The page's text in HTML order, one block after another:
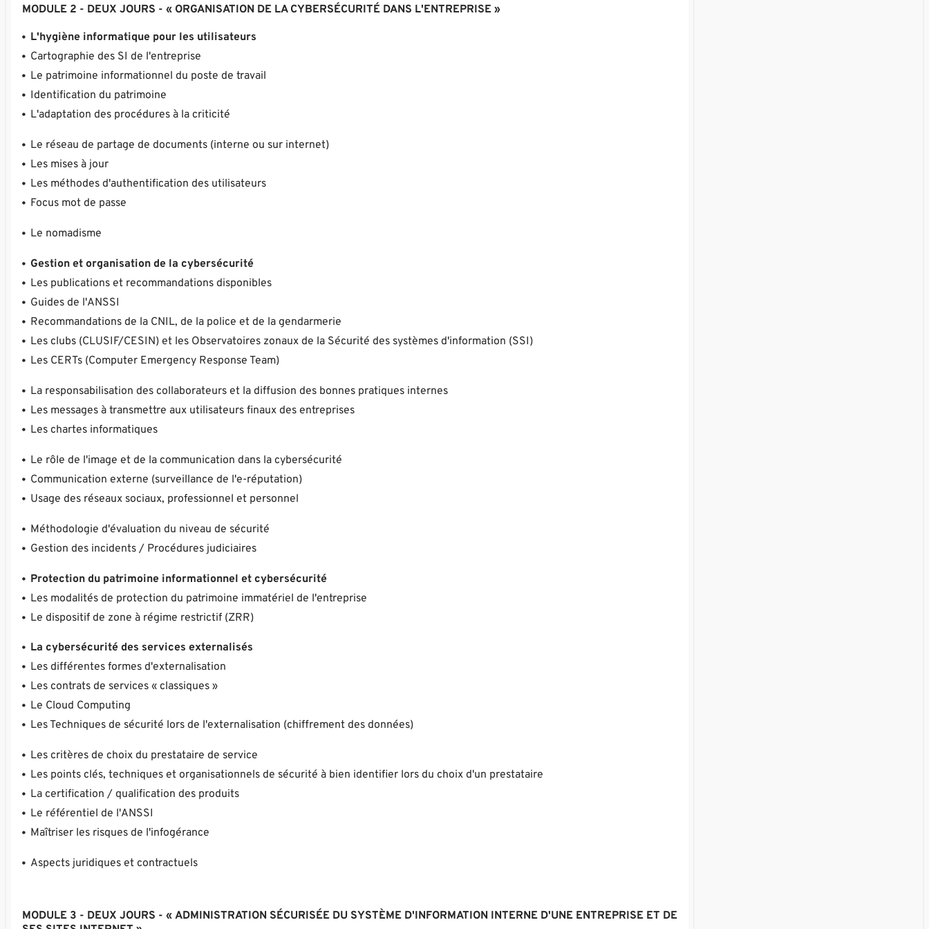
MODULE 2 - DEUX JOURS - « ORGANISATION DE LA CYBERSÉCURITÉ DANS L'ENTREPRISE »
L'hygiène informatique pour les utilisateurs
Cartographie des SI de l'entreprise
Le patrimoine informationnel du poste de travail
Identification du patrimoine
L'adaptation des procédures à la criticité
Le réseau de partage de documents (interne ou sur internet)
Les mises à jour
Les méthodes d'authentification des utilisateurs
Focus mot de passe
Le nomadisme
Gestion et organisation de la cybersécurité
Les publications et recommandations disponibles
Guides de l'ANSSI
Recommandations de la CNIL, de la police et de la gendarmerie
Les clubs (CLUSIF/CESIN) et les Observatoires zonaux de la Sécurité des systèmes d'information (SSI)
Les CERTs (Computer Emergency Response Team)
La responsabilisation des collaborateurs et la diffusion des bonnes pratiques internes
Les messages à transmettre aux utilisateurs finaux des entreprises
Les chartes informatiques
Le rôle de l'image et de la communication dans la cybersécurité
Communication externe (surveillance de l'e-réputation)
Usage des réseaux sociaux, professionnel et personnel
Méthodologie d'évaluation du niveau de sécurité
Gestion des incidents / Procédures judiciaires
Protection du patrimoine informationnel et cybersécurité
Les modalités de protection du patrimoine immatériel de l'entreprise
Le dispositif de zone à régime restrictif (ZRR)
La cybersécurité des services externalisés
Les différentes formes d'externalisation
Les contrats de services « classiques »
Le Cloud Computing
Les Techniques de sécurité lors de l'externalisation (chiffrement des données)
Les critères de choix du prestataire de service
Les points clés, techniques et organisationnels de sécurité à bien identifier lors du choix d'un prestataire
La certification / qualification des produits
Le référentiel de l'ANSSI
Maîtriser les risques de l'infogérance
Aspects juridiques et contractuels
MODULE 3 - DEUX JOURS - « ADMINISTRATION SÉCURISÉE DU SYSTÈME D'INFORMATION INTERNE D'UNE ENTREPRISE ET DE